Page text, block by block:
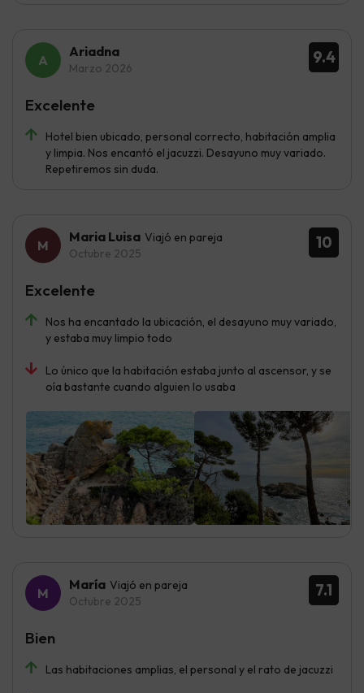
9.4
Ariadna
Marzo 2026
Hotel bien ubicado, personal correcto, habitación amplia
y limpia. Nos encantó el jacuzzi. Desayuno muy variado.
Repetiremos sin duda.
Excelente
10
Maria Luisa Viajó en pareja
Octubre 2025
Nos ha encantado la ubicación, el desayuno muy variado,
y estaba muy limpio todo
Lo único que la habitación estaba junto al ascensor, y se
oía bastante cuando alguien lo usaba
Excelente
7.1
María Viajó en pareja
Octubre 2025
Las habitaciones amplias, el personal y el rato de jacuzzi
Bien